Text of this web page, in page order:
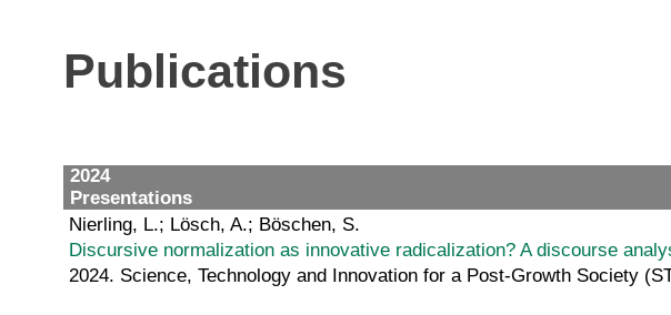
Publications
2024
Presentations
Nierling, L.; Lösch, A.; Böschen, S.
Discursive normalization as innovative radicalization? A discourse
2024. Science, Technology and Innovation for a Post-Growth Society